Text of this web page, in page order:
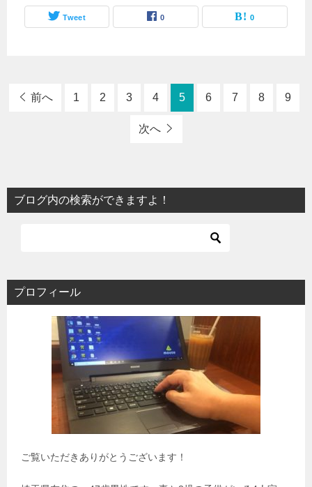
Tweet 0 0
前へ 1 2 3 4 5 6 7 8 9
次へ
ブログ内の検索ができますよ！
プロフィール
ご覧いただきありがとうございます！